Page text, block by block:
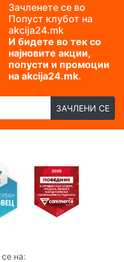
Зачленете се во
Попуст клубот на
akcija24.mk
И бидете во тек со
најновите акции,
попусти и промоции
на akcija24.mk.
ЗАЧЛЕНИ СЕ
на: